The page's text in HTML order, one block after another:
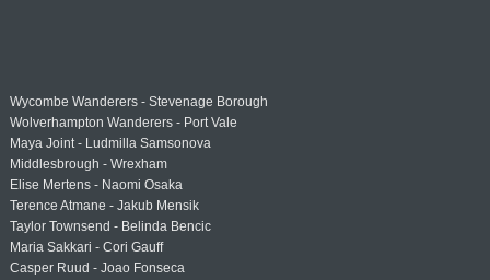
Wycombe Wanderers - Stevenage Borough
Wolverhampton Wanderers - Port Vale
Maya Joint - Ludmilla Samsonova
Middlesbrough - Wrexham
Elise Mertens - Naomi Osaka
Terence Atmane - Jakub Mensik
Taylor Townsend - Belinda Bencic
Maria Sakkari - Cori Gauff
Casper Ruud - Joao Fonseca